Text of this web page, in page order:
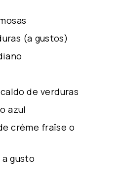
(a gustos)
caldo de verduras
azul
a gusto